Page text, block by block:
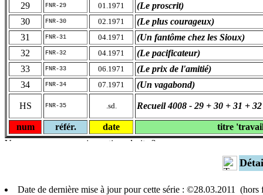
29
FNR-29 01.1971
(Le proscrit)
30
FNR-30 02.1971
(Le plus courageux)
31
FNR-31 04.1971
(Un fantôme chez les Sioux)
32
FNR-32 04.1971
(Le pacificateur)
33
FNR-33 06.1971
(Le prix de l'amitié)
34
FNR-34 07.1971 (Un vagabond)
HS FNR-35 .sd. Recueil 4008 - 29 + 30 + 31 +
num référ. date titre
Date de dernière mise à jour pour cette série : ©28.03.2011 (hors